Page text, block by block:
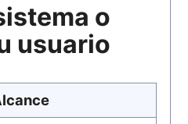
o
usuario